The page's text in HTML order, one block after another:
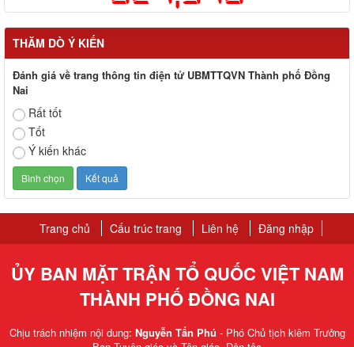
THĂM DÒ Ý KIẾN
Đánh giá về trang thông tin điện tử UBMTTQVN Thành phố Đồng
Nai
Rất tốt
Tốt
Ý kiến khác
Trang chủ Cấu trúc trang Liên hệ Đăng nhập
ỦY BAN MẶT TRẬN TỔ QUỐC VIỆT NAM
THÀNH PHỐ ĐỒNG NAI
Chịu trách nhiệm nội dung: Nguyễn Tấn Phú - Phó Chủ tịch kiêm Trưởng